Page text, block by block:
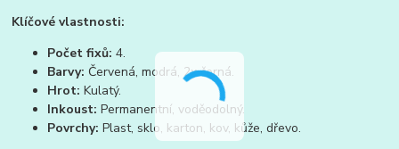
Klíčové vlastnosti:
Počet fixů: 4.
Barvy: Červená, modrá, 2x černá.
Hrot: Kulatý.
Inkoust: Permanentní, voděodolný.
Povrchy: Plast, sklo, karton, kov, kůže, dřevo.